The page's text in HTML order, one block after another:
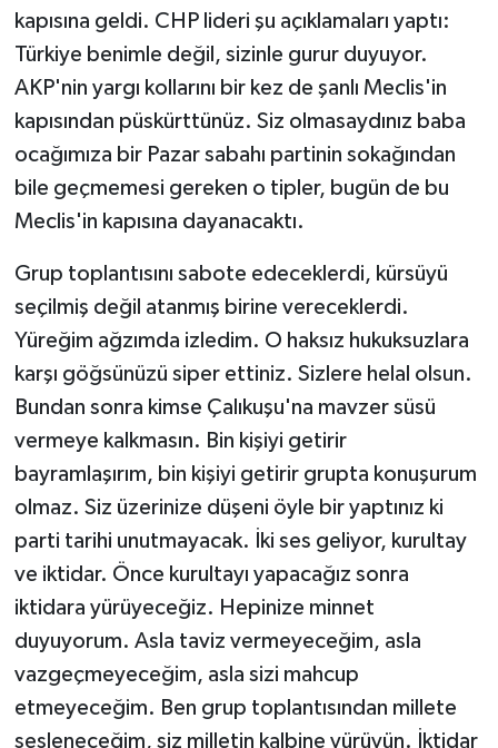
kapısına geldi. CHP lideri şu açıklamaları yaptı:
Türkiye benimle değil, sizinle gurur duyuyor.
AKP'nin yargı kollarını bir kez de şanlı Meclis'in
kapısından püskürttünüz. Siz olmasaydınız baba
ocağımıza bir Pazar sabahı partinin sokağından
bile geçmemesi gereken o tipler, bugün de bu
Meclis'in kapısına dayanacaktı.
Grup toplantısını sabote edeceklerdi, kürsüyü
seçilmiş değil atanmış birine vereceklerdi.
Yüreğim ağzımda izledim. O haksız hukuksuzlara
karşı göğsünüzü siper ettiniz. Sizlere helal olsun.
Bundan sonra kimse Çalıkuşu'na mavzer süsü
vermeye kalkmasın. Bin kişiyi getirir
bayramlaşırım, bin kişiyi getirir grupta konuşurum
olmaz. Siz üzerinize düşeni öyle bir yaptınız ki
parti tarihi unutmayacak. İki ses geliyor, kurultay
ve iktidar. Önce kurultayı yapacağız sonra
iktidara yürüyeceğiz. Hepinize minnet
duyuyorum. Asla taviz vermeyeceğim, asla
vazgeçmeyeceğim, asla sizi mahcup
etmeyeceğim. Ben grup toplantısından millete
sesleneceğim, siz milletin kalbine yürüyün. İktidar